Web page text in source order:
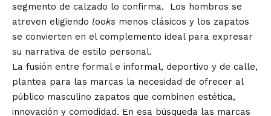
segmento de calzado lo confirma. Los hombros se
atreven eligiendo looks menos clásicos y los zapatos
se convierten en el complemento ideal para expresar
su narrativa de estilo personal.
La fusión entre formal e informal, deportivo y de calle,
plantea para las marcas la necesidad de ofrecer al
público masculino zapatos que combinen estética,
innovación y comodidad. En esa búsqueda las marcas